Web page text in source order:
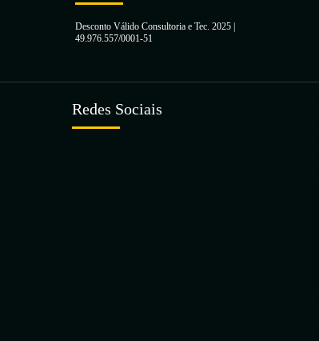
Desconto Válido Consultoria e Tec. 2025 |
49.976.557/0001-51
Redes Sociais